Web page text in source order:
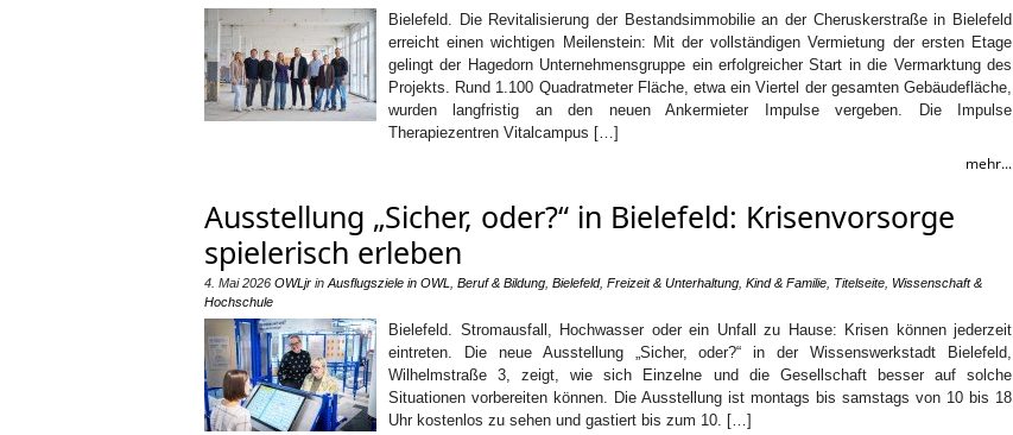
Bielefeld. Die Revitalisierung der Bestandsimmobilie an der Cheruskerstraße in Bielefeld
erreicht einen wichtigen Meilenstein: Mit der vollständigen Vermietung der ersten Etage
gelingt der Hagedorn Unternehmensgruppe ein erfolgreicher Start in die Vermarktung des
Projekts. Rund 1.100 Quadratmeter Fläche, etwa ein Viertel der gesamten Gebäudefläche,
wurden langfristig an den neuen Ankermieter Impulse vergeben. Die Impulse
Therapiezentren Vitalcampus […]
mehr...
Ausstellung „Sicher, oder?“ in Bielefeld: Krisenvorsorge
spielerisch erleben
4. Mai 2026 OWLjr in Ausflugsziele in OWL Beruf & Bildung Bielefeld, Freizeit & Unterhaltung Kind & Familie Titelseite Wissenschaft &
Hochschule
Bielefeld. Stromausfall, Hochwasser oder ein Unfall zu Hause: Krisen können jederzeit
eintreten. Die neue Ausstellung „Sicher, oder?“ in der Wissenswerkstadt Bielefeld,
Wilhelmstraße 3, zeigt, wie sich Einzelne und die Gesellschaft besser auf solche
Situationen vorbereiten können. Die Ausstellung ist montags bis samstags von 10 bis 18
Uhr kostenlos zu sehen und gastiert bis zum 10. […]